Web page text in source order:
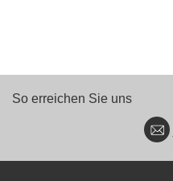
So erreichen Sie uns